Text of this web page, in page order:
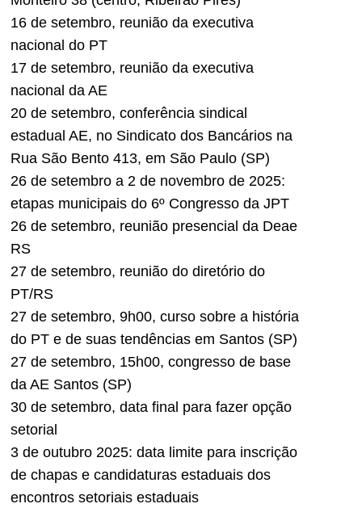
16 de setembro, reunião da executiva
nacional do PT
17 de setembro, reunião da executiva
nacional da AE
20 de setembro, conferência sindical
estadual AE, no Sindicato dos Bancários na
Rua São Bento 413, em São Paulo (SP)
26 de setembro a 2 de novembro de 2025:
etapas municipais do 6º Congresso da JPT
26 de setembro, reunião presencial da Deae
RS
27 de setembro, reunião do diretório do
PT/RS
27 de setembro, 9h00, curso sobre a história
do PT e de suas tendências em Santos (SP)
27 de setembro, 15h00, congresso de base
da AE Santos (SP)
30 de setembro, data final para fazer opção
setorial
3 de outubro 2025: data limite para inscrição
de chapas e candidaturas estaduais dos
encontros setoriais estaduais